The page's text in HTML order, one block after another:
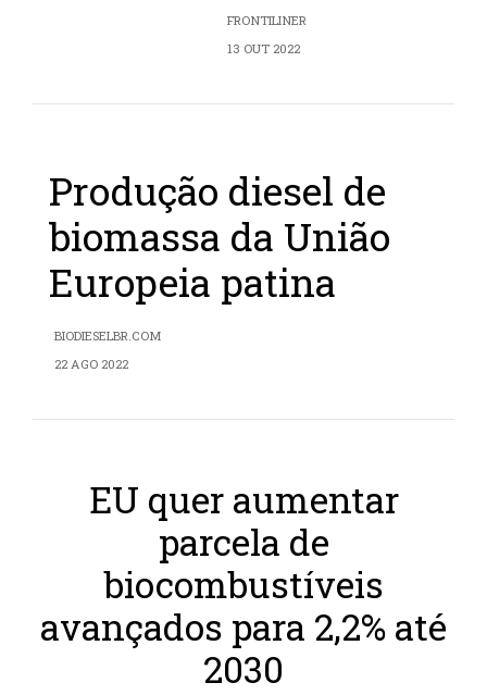
FRONTILINER
13 OUT 2022
Produção diesel de
biomassa da União
Europeia patina
BIODIESELBR.COM
22 AGO 2022
EU quer aumentar
parcela de
biocombustíveis
avançados para 2,2% até
2030